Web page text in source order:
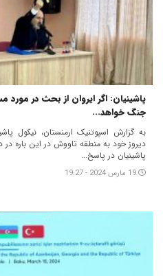
پاشینیان: اگر ایروان از بحث در مورد
جنگ خواهد...
به گزارش اسپوتنیک ارمنستان، نیکول
دیروز خود به منطقه تاووش در این باره
پاشینیان در پاسخ...
19 مارس 2024 - 19:27